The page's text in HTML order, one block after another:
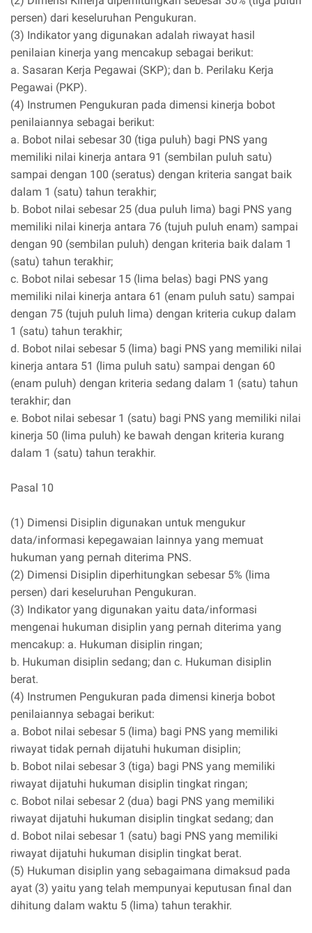
persen) dari keseluruhan Pengukuran.
(3) Indikator yang digunakan adalah riwayat hasil
penilaian kinerja yang mencakup sebagai berikut:
a. Sasaran Kerja Pegawai (SKP); dan b. Perilaku Kerja
Pegawai (PKP).
(4) Instrumen Pengukuran pada dimensi kinerja bobot
penilaiannya sebagai berikut:
a. Bobot nilai sebesar 30 (tiga puluh) bagi PNS yang
memiliki nilai kinerja antara 91 (sembilan puluh satu)
sampai dengan 100 (seratus) dengan kriteria sangat baik
dalam 1 (satu) tahun terakhir;
b. Bobot nilai sebesar 25 (dua puluh lima) bagi PNS yang
memiliki nilai kinerja antara 76 (tujuh puluh enam) sampai
dengan 90 (sembilan puluh) dengan kriteria baik dalam 1
(satu) tahun terakhir;
c. Bobot nilai sebesar 15 (lima belas) bagi PNS yang
memiliki nilai kinerja antara 61 (enam puluh satu) sampai
dengan 75 (tujuh puluh lima) dengan kriteria cukup dalam
1 (satu) tahun terakhir;
d. Bobot nilai sebesar 5 (lima) bagi PNS yang memiliki nilai
kinerja antara 51 (lima puluh satu) sampai dengan 60
(enam puluh) dengan kriteria sedang dalam 1 (satu) tahun
terakhir; dan
e. Bobot nilai sebesar 1 (satu) bagi PNS yang memiliki nilai
kinerja 50 (lima puluh) ke bawah dengan kriteria kurang
dalam 1 (satu) tahun terakhir.
Pasal 10
(1) Dimensi Disiplin digunakan untuk mengukur
data/informasi kepegawaian lainnya yang memuat
hukuman yang pernah diterima PNS.
(2) Dimensi Disiplin diperhitungkan sebesar 5% (lima
persen) dari keseluruhan Pengukuran.
(3) Indikator yang digunakan yaitu data/informasi
mengenai hukuman disiplin yang pernah diterima yang
mencakup: a. Hukuman disiplin ringan;
b. Hukuman disiplin sedang; dan c. Hukuman disiplin
berat.
(4) Instrumen Pengukuran pada dimensi kinerja bobot
penilaiannya sebagai berikut:
a. Bobot nilai sebesar 5 (lima) bagi PNS yang memiliki
riwayat tidak pernah dijatuhi hukuman disiplin;
b. Bobot nilai sebesar 3 (tiga) bagi PNS yang memiliki
riwayat dijatuhi hukuman disiplin tingkat ringan;
c. Bobot nilai sebesar 2 (dua) bagi PNS yang memiliki
riwayat dijatuhi hukuman disiplin tingkat sedang; dan
d. Bobot nilai sebesar 1 (satu) bagi PNS yang memiliki
riwayat dijatuhi hukuman disiplin tingkat berat.
(5) Hukuman disiplin yang sebagaimana dimaksud pada
ayat (3) yaitu yang telah mempunyai keputusan final dan
dihitung dalam waktu 5 (lima) tahun terakhir.